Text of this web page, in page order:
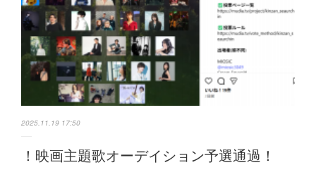
2025.11.19 17:50
！映画主題歌オーデイション予選通過！